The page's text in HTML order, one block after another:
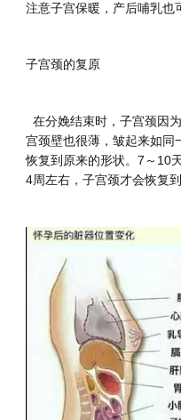
注意子宫保暖，产后哺乳也
子宫颈的复原
在分娩结束时，子宫颈因
宫颈壁也很薄，皱起来如同
恢复到原来的形状。7～10
4周左右，子宫颈才会恢复到